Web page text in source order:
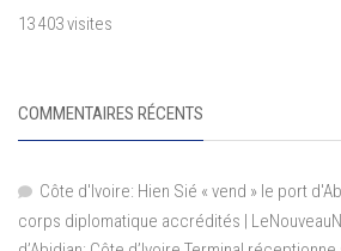
13 403 visites
COMMENTAIRES RÉCENTS
Côte d'Ivoire: Hien Sié « vend » le port
corps diplomatique accrédités |